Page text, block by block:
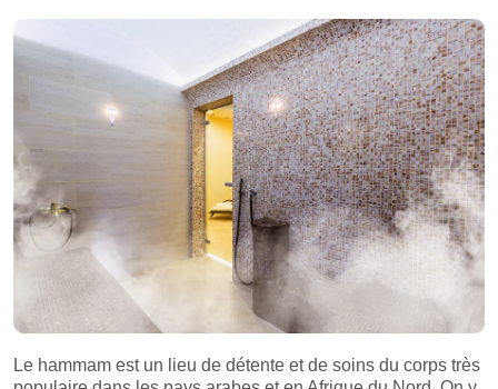
Le hammam est un lieu de détente et de soins du corps très